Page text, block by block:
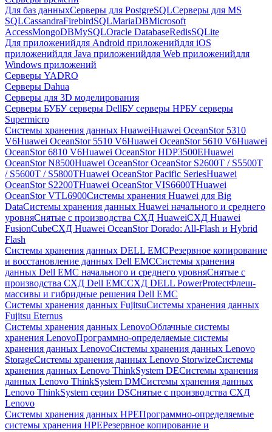
Для баз данныхСерверы для PostgreSQLСерверы для MS
SQLCassandraFirebirdSQLMariaDBMicrosoft
AccessMongoDBMySQLOracle DatabaseRedisSQLite
Для приложенийдля Android приложенийдля iOS
приложенийдля Java приложенийдля Web приложенийдля
Windows приложений
Серверы YADRO
Серверы Dahua
Серверы для 3D моделирования
Серверы БУБУ серверы DellБУ серверы HPБУ серверы
Supermicro
Системы хранения данных HuaweiHuawei OceanStor 5310
V6Huawei OceanStor 5510 V6Huawei OceanStor 5610 V6Huawei
OceanStor 6810 V6Huawei OceanStor HDP3500EHuawei
OceanStor N8500Huawei OceanStor OceanStor S2600T / S5500T
/ S5600T / S5800THuawei OceanStor Pacific SeriesHuawei
OceanStor S2200THuawei OceanStor VIS6600THuawei
OceanStor VTL6900Системы хранения Huawei для Big
DataСистемы хранения данных Huawei начального и среднего
уровняСнятые с производства СХД HuaweiСХД Huawei
FusionCubeСХД Huawei OceanStor Dorado: All-Flash и Hybrid
Flash
Системы хранения данных DELL EMCРезервное копирование
и восстановление данных Dell EMCСистемы хранения
данных Dell EMC начального и среднего уровняСнятые с
производства СХД Dell EMCСХД DELL PowerProtectФлеш-
массивы и гибридные решения Dell EMC
Системы хранения данных FujitsuСистемы хранения данных
Fujitsu Eternus
Системы хранения данных LenovoОблачные системы
хранения LenovoПрограммно-определяемые системы
хранения данных LenovoСистемы хранения данных Lenovo
StorageСистемы хранения данных Lenovo StorwizeСистемы
хранения данных Lenovo ThinkSystem DEСистемы хранения
данных Lenovo ThinkSystem DMСистемы хранения данных
Lenovo ThinkSystem серии DSСнятые с производства СХД
Lenovo
Системы хранения данных HPEПрограммно-определяемые
системы хранения HPEРезервное копирование и